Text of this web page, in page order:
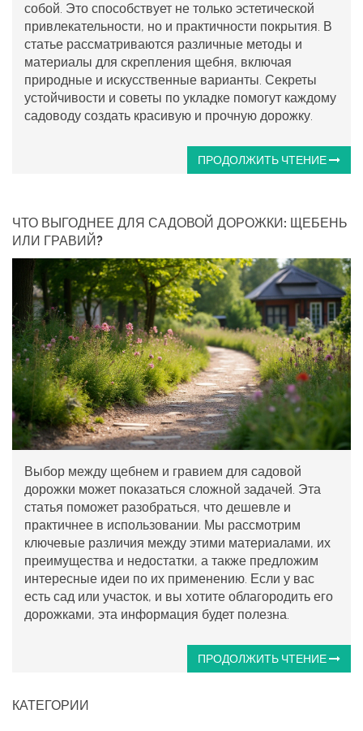
собой. Это способствует не только эстетической
привлекательности, но и практичности покрытия. В
статье рассматриваются различные методы и
материалы для скрепления щебня, включая
природные и искусственные варианты. Секреты
устойчивости и советы по укладке помогут каждому
садоводу создать красивую и прочную дорожку.
ПРОДОЛЖИТЬ ЧТЕНИЕ
ЧТО ВЫГОДНЕЕ ДЛЯ САДОВОЙ ДОРОЖКИ: ЩЕБЕНЬ
ИЛИ ГРАВИЙ?
Выбор между щебнем и гравием для садовой
дорожки может показаться сложной задачей. Эта
статья поможет разобраться, что дешевле и
практичнее в использовании. Мы рассмотрим
ключевые различия между этими материалами, их
преимущества и недостатки, а также предложим
интересные идеи по их применению. Если у вас
есть сад или участок, и вы хотите облагородить его
дорожками, эта информация будет полезна.
ПРОДОЛЖИТЬ ЧТЕНИЕ
КАТЕГОРИИ